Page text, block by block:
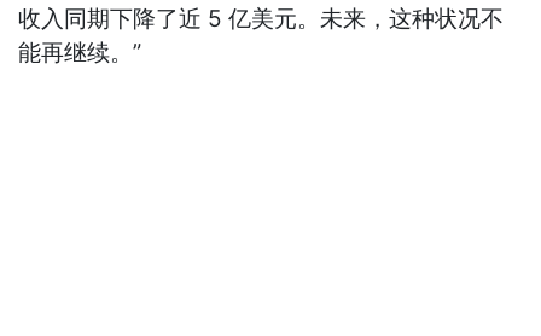
收入同期下降了近 5 亿美元。未来，这种状况不
能再继续。”